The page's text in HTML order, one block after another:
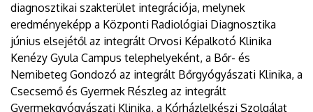
diagnosztikai szakterület integrációja, melynek
eredményeképp a Központi Radiológiai Diagnosztika
június elsejétől az integrált Orvosi Képalkotó Klinika
Kenézy Gyula Campus telephelyeként, a Bőr- és
Nemibeteg Gondozó az integrált Bőrgyógyászati Klinika, a
Csecsemő és Gyermek Részleg az integrált
Gyermekgyógyászati Klinika, a Kórházlelkészi Szolgálat